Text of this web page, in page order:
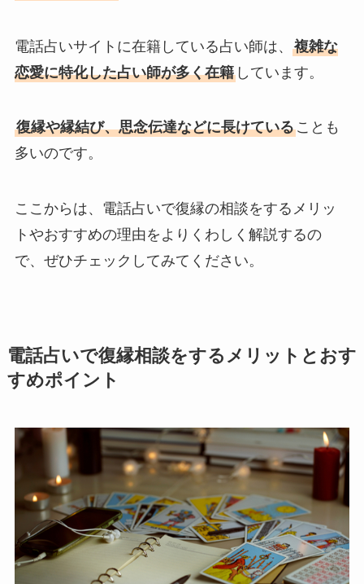
電話占いサイトに在籍している占い師は、 複雑な
恋愛に特化した占い師が多く在籍しています。
復縁や縁結び、思念伝達などに長けていることも
多いのです。
ここからは、電話占いで復縁の相談をするメリッ
トやおすすめの理由をよりくわしく解説するの
で、ぜひチェックしてみてください。
電話占いで復縁相談をするメリットとおす
すめポイント